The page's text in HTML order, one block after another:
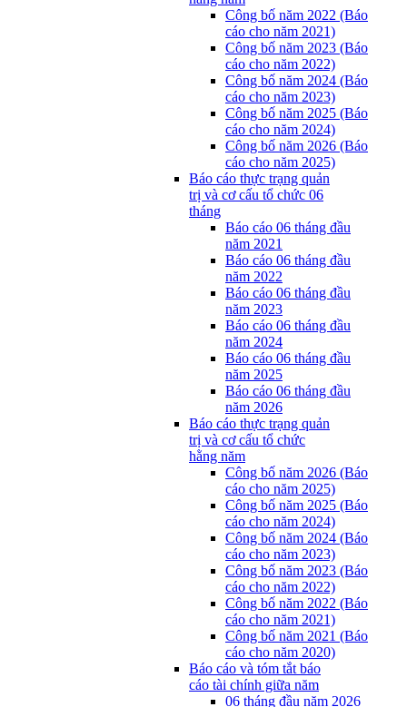
Công bố năm 2022 (Báo
cáo cho năm 2021)
Công bố năm 2023 (Báo
cáo cho năm 2022)
Công bố năm 2024 (Báo
cáo cho năm 2023)
Công bố năm 2025 (Báo
cáo cho năm 2024)
Công bố năm 2026 (Báo
cáo cho năm 2025)
Báo cáo thực trạng quản
trị và cơ cấu tổ chức 06
tháng
Báo cáo 06 tháng đầu
năm 2021
Báo cáo 06 tháng đầu
năm 2022
Báo cáo 06 tháng đầu
năm 2023
Báo cáo 06 tháng đầu
năm 2024
Báo cáo 06 tháng đầu
năm 2025
Báo cáo 06 tháng đầu
năm 2026
Báo cáo thực trạng quản
trị và cơ cấu tổ chức
hằng năm
Công bố năm 2026 (Báo
cáo cho năm 2025)
Công bố năm 2025 (Báo
cáo cho năm 2024)
Công bố năm 2024 (Báo
cáo cho năm 2023)
Công bố năm 2023 (Báo
cáo cho năm 2022)
Công bố năm 2022 (Báo
cáo cho năm 2021)
Công bố năm 2021 (Báo
cáo cho năm 2020)
Báo cáo và tóm tắt báo
cáo tài chính giữa năm
06 tháng đầu năm 2026